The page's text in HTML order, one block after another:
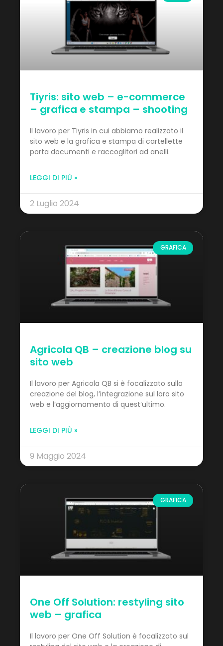
Tiyris: sito web – e-commerce
– grafica e stampa – shooting
Il lavoro per Tiyris in cui abbiamo realizzato il
sito web e la grafica e stampa di cartellette
porta documenti e raccoglitori ad anelli.
LEGGI DI PIÙ »
2 Luglio 2024
GRAFICA
Agricola QB – creazione blog su
sito web
Il lavoro per Agricola QB si è focalizzato sulla
creazione del blog, l’integrazione sul loro sito
web e l’aggiornamento di quest’ultimo.
LEGGI DI PIÙ »
9 Maggio 2024
GRAFICA
One Off Solution: restyling sito
web – grafica
Il lavoro per One Off Solution è focalizzato sul